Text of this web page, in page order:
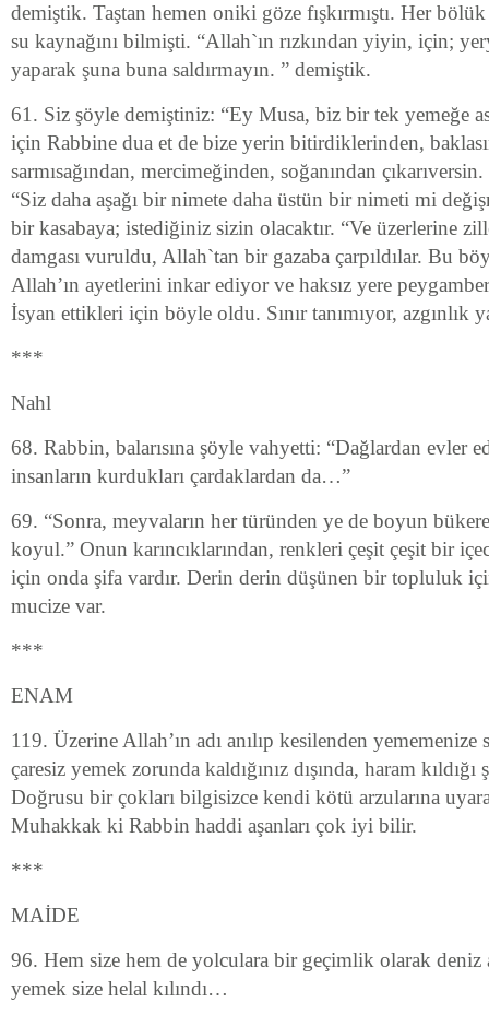
demiştik. Taştan hemen oniki göze fışkırmıştı. Her
su kaynağını bilmişti. “Allah`ın rızkından yiyin, için;
yaparak şuna buna saldırmayın. ” demiştik.
61. Siz şöyle demiştiniz: “Ey Musa, biz bir tek yemeğe
için Rabbine dua et de bize yerin bitirdiklerinden,
sarmısağından, mercimeğinden, soğanından
“Siz daha aşağı bir nimete daha üstün bir nimeti mi
bir kasabaya; istediğiniz sizin olacaktır. “Ve üzerlerine
damgası vuruldu, Allah`tan bir gazaba çarpıldılar. Bu
Allah’ın ayetlerini inkar ediyor ve haksız yere
İsyan ettikleri için böyle oldu. Sınır tanımıyor, azgınlık
***
Nahl
68. Rabbin, balarısına şöyle vahyetti: “Dağlardan evler
insanların kurdukları çardaklardan da…”
69. “Sonra, meyvaların her türünden ye de boyun
koyul.” Onun karıncıklarından, renkleri çeşit çeşit bir
için onda şifa vardır. Derin derin düşünen bir topluluk
mucize var.
***
ENAM
119. Üzerine Allah’ın adı anılıp kesilenden
çaresiz yemek zorunda kaldığınız dışında, haram kıldığı
Doğrusu bir çokları bilgisizce kendi kötü arzularına
Muhakkak ki Rabbin haddi aşanları çok iyi bilir.
***
MAİDE
96. Hem size hem de yolculara bir geçimlik olarak deniz
yemek size helal kılındı…